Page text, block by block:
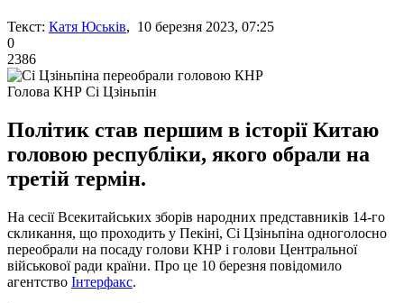
Текст: Катя Юськів, 10 березня 2023, 07:25
0
2386
Голова КНР Сі Цзіньпін
Політик став першим в історії Китаю
головою республіки, якого обрали на
третій термін.
На сесії Всекитайських зборів народних представників 14-го
скликання, що проходить у Пекіні, Сі Цзіньпіна одноголосно
переобрали на посаду голови КНР і голови Центральної
військової ради країни. Про це 10 березня повідомило
агентство Інтерфакс.